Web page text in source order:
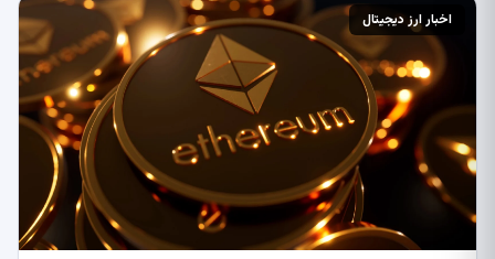
اخبار ارز دیجیتال